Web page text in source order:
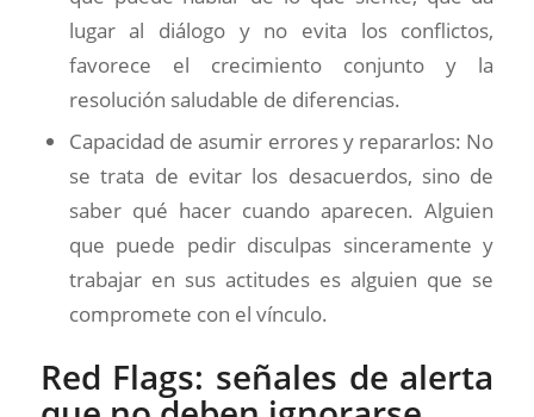
lugar al diálogo y no evita los conflictos,
favorece el crecimiento conjunto y la
resolución saludable de diferencias.
Capacidad de asumir errores y repararlos: No
se trata de evitar los desacuerdos, sino de
saber qué hacer cuando aparecen. Alguien
que puede pedir disculpas sinceramente y
trabajar en sus actitudes es alguien que se
compromete con el vínculo.
Red Flags: señales de alerta